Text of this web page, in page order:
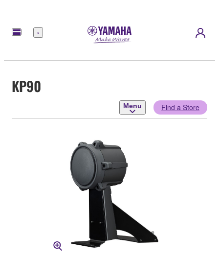
Menu
KP90
Menu Find a Store